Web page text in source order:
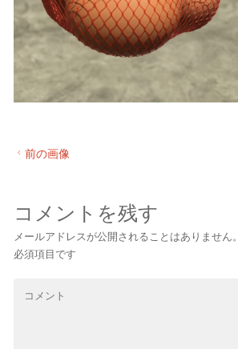
前の画像
コメントを残す
メールアドレスが公開されることはありません。
必須項目です